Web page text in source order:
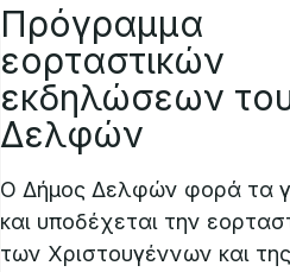
Πρόγραμμα
εορταστικών
εκδηλώσεων
Δελφών
Ο Δήμος Δελφών φορά τα
και υποδέχεται την
των Χριστουγέννων και της